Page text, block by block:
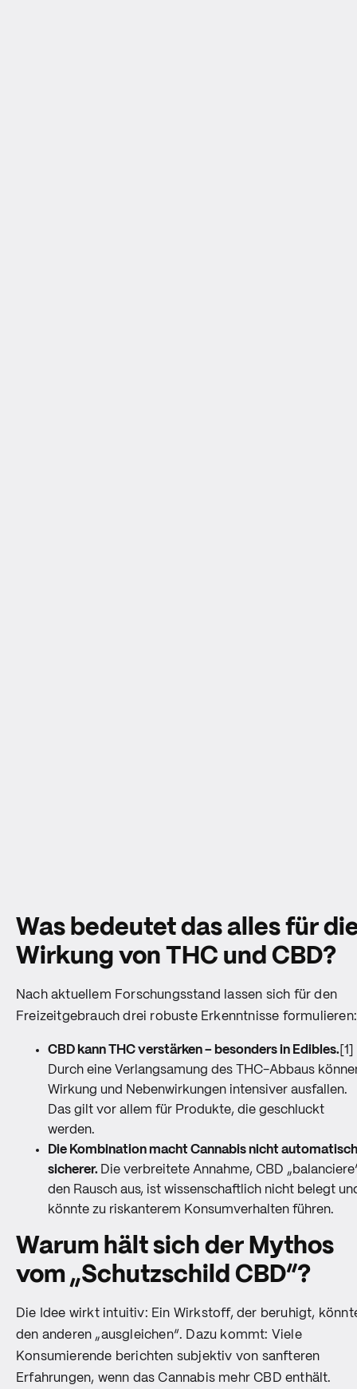
Was bedeutet das alles für
Wirkung von THC und CBD?
Nach aktuellem Forschungsstand lassen sich für den
Freizeitgebrauch drei robuste Erkenntnisse formulieren:
CBD kann THC verstärken – besonders in Edibles. [1]
Durch eine Verlangsamung des THC-Abbaus
Wirkung und Nebenwirkungen intensiver ausfallen.
Das gilt vor allem für Produkte, die geschluckt
werden.
Die Kombination macht Cannabis nicht automatisch
sicherer. Die verbreitete Annahme, CBD
den Rausch aus, ist wissenschaftlich nicht belegt
könnte zu riskanterem Konsumverhalten führen.
Warum hält sich der Mythos
vom „Schutzschild CBD“?
Die Idee wirkt intuitiv: Ein Wirkstoff, der beruhigt,
den anderen „ausgleichen“. Dazu kommt: Viele
Konsumierende berichten subjektiv von sanfteren
Erfahrungen, wenn das Cannabis mehr CBD enthält.